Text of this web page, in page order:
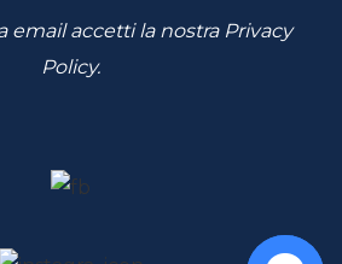
email accetti la nostra Privacy
Policy.